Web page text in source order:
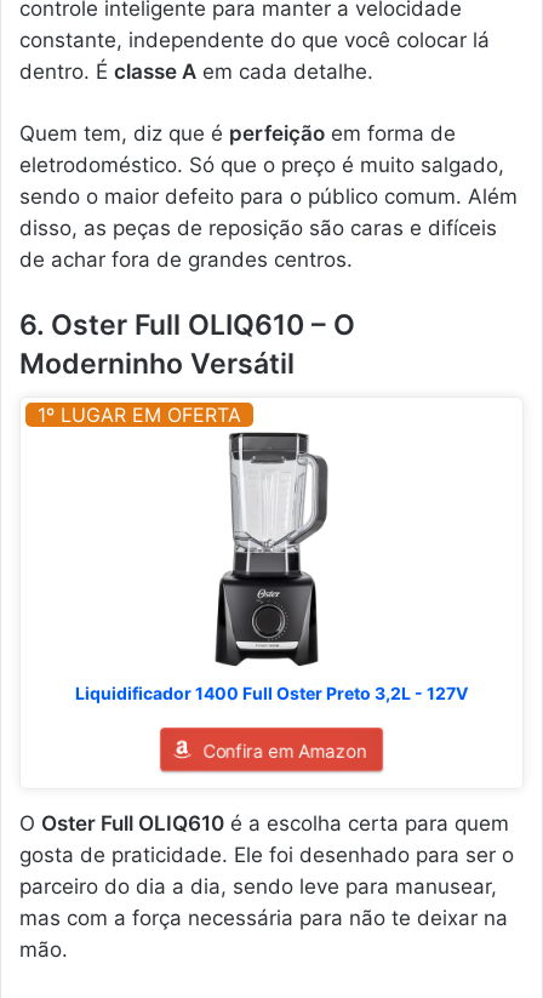
controle inteligente para manter a velocidade
constante, independente do que você colocar lá
dentro. É classe A em cada detalhe.
Quem tem, diz que é perfeição em forma de
eletrodoméstico. Só que o preço é muito salgado,
sendo o maior defeito para o público comum. Além
disso, as peças de reposição são caras e difíceis
de achar fora de grandes centros.
6. Oster Full OLIQ610 – O
Moderninho Versátil
1º LUGAR EM OFERTA
Liquidificador 1400 Full Oster Preto 3,2L - 127V
Confira em Amazon
O Oster Full OLIQ610 é a escolha certa para quem
gosta de praticidade. Ele foi desenhado para ser o
parceiro do dia a dia, sendo leve para manusear,
mas com a força necessária para não te deixar na
mão.